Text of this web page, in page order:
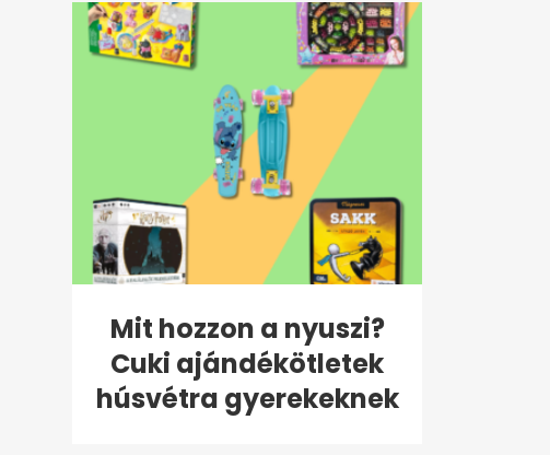
Mit hozzon a nyuszi?
Cuki ajándékötletek
húsvétra gyerekeknek